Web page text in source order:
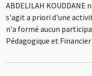
ABDELILAH
s'agit a priori d'une
n'a formé aucun
Pédagogique et